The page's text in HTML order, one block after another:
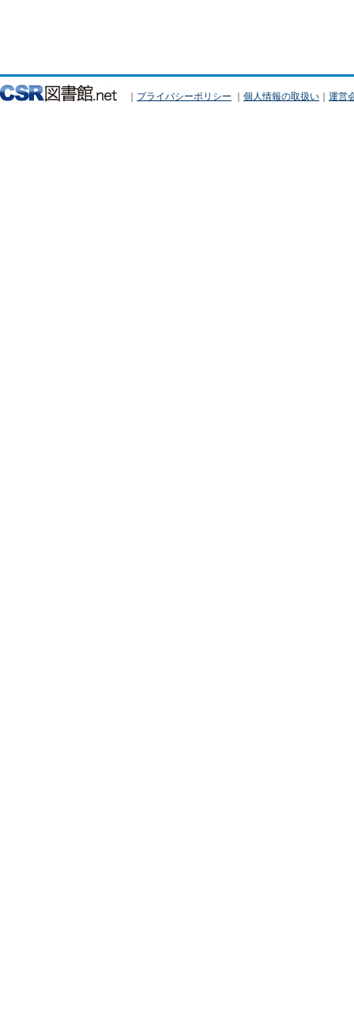
｜ プライバシーポリシー ｜ 個人情報の取扱い ｜ 運営